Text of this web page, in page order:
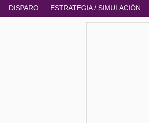
DISPARO ESTRATEGIA / SIMULACIÓN